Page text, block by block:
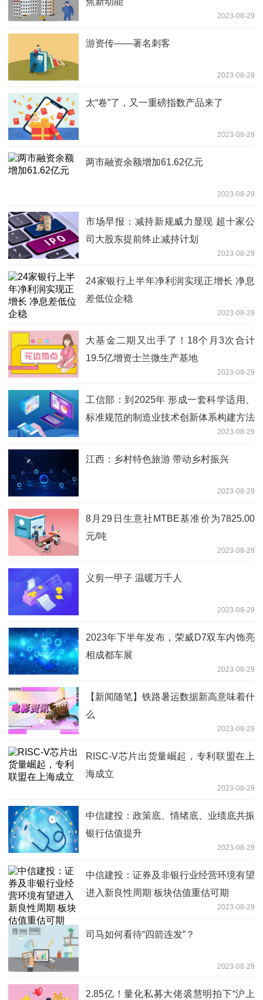
2023-08-29
游资传——著名刺客
2023-08-29
太“卷”了，又一重磅指数产品来了
2023-08-29
两市融资余额增加61.62亿元
2023-08-29
市场早报：减持新规威力显现 超十家公
司大股东提前终止减持计划
2023-08-29
24家银行上半年净利润实现正增长 净息
差低位企稳
2023-08-29
大基金二期又出手了！18个月3次合计
19.5亿增资士兰微生产基地
2023-08-29
工信部：到2025年 形成一套科学适用、
标准规范的制造业技术创新体系构建方法
2023-08-29
江西：乡村特色旅游 带动乡村振兴
2023-08-29
8月29日生意社MTBE基准价为7825.00
元/吨
2023-08-29
义剪一甲子 温暖万千人
2023-08-29
2023年下半年发布，荣威D7双车内饰亮
相成都车展
2023-08-29
【新闻随笔】铁路暑运数据新高意味着什
么
2023-08-29
RISC-V芯片出货量崛起，专利联盟在上
海成立
2023-08-29
中信建投：政策底、情绪底、业绩底共振
银行估值提升
2023-08-29
中信建投：证券及非银行业经营环境有望
进入新良性周期 板块估值重估可期
2023-08-29
司马如何看待“四箭连发”？
2023-08-29
2.85亿！量化私募大佬裘慧明拍下“沪上